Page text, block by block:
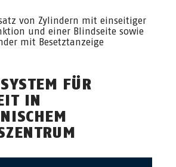
von Zylindern mit einseitiger
und einer Blindseite sowie
mit Besetztanzeige
FÜR S
IN A
E